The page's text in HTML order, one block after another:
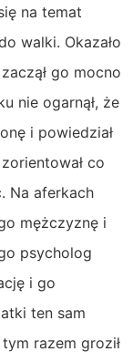
na temat
walki. Okazało
go mocno
nie ogarnął, że
i powiedział
co
Na aferkach
mężczyznę i
psycholog
i go
ten sam
razem groził